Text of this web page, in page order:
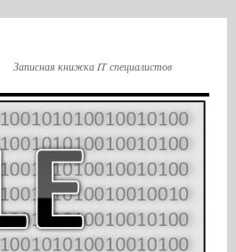
Записная книжка IT специалистов